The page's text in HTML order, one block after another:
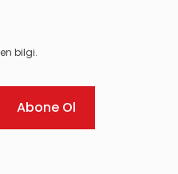
bilgi.
Abone Ol